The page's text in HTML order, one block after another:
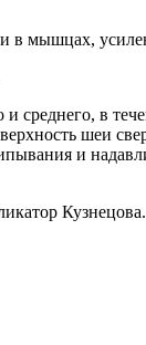
в мышцах,
и среднего,
шеи
и